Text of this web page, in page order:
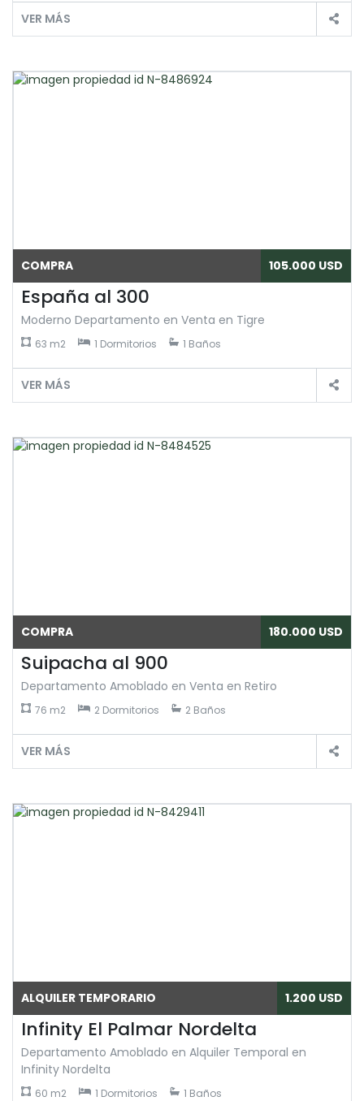
VER MÁS
COMPRA 105.000 USD
España al 300
Moderno Departamento en Venta en Tigre
63 m2 1 Dormitorios 1 Baños
VER MÁS
COMPRA 180.000 USD
Suipacha al 900
Departamento Amoblado en Venta en Retiro
76 m2 2 Dormitorios 2 Baños
VER MÁS
ALQUILER TEMPORARIO 1.200 USD
Infinity El Palmar Nordelta
Departamento Amoblado en Alquiler Temporal en
Infinity Nordelta
60 m2 1 Dormitorios 1 Baños